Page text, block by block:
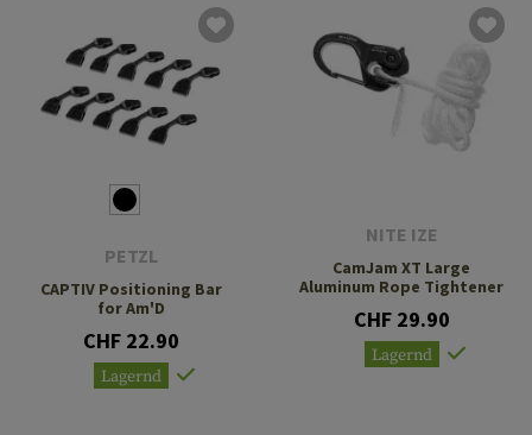
PETZL
CAPTIV Positioning Bar
for Am'D
CHF 22.90
Lagernd
NITE IZE
CamJam XT Large
Aluminum Rope Tightener
CHF 29.90
Lagernd